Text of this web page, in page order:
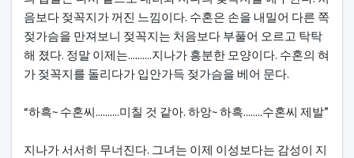
음보다 젖꼭지가 꺼진 느낌이다. 수혼은 손을 내밀어 다른 쪽
젖가슴을 만져보니 젖꼭지는 처음보다 부풀어 오르고 탁탁
해 졌다. 정말 이제는..........지나가 흥분한 모양이다. 수혼의 혀
가 젖꼭지를 돌리다가 입안가득 젖가슴을 베어 문다.
“하흑~ 수혼씨..........미칠 것 같아. 하앙~ 하흑........수혼씨 제발”
지나가 서서히 무너진다. 그녀는 이제 이성보다는 감성이 지